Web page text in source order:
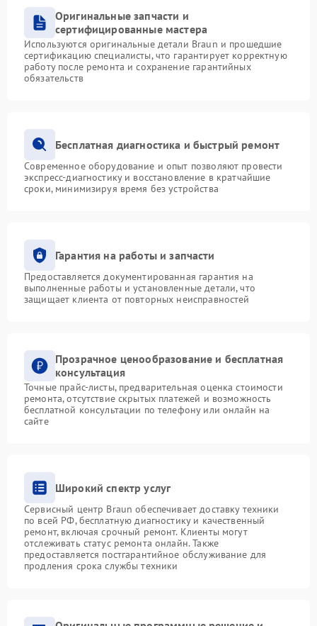
Оригинальные запчасти и
сертифицированные мастера
Используются оригинальные детали Braun и прошедшие
сертификацию специалисты, что гарантирует корректную
работу после ремонта и сохранение гарантийных
обязательств
Бесплатная диагностика и быстрый ремонт
Современное оборудование и опыт позволяют провести
экспресс-диагностику и восстановление в кратчайшие
сроки, минимизируя время без устройства
Гарантия на работы и запчасти
Предоставляется документированная гарантия на
выполненные работы и установленные детали, что
защищает клиента от повторных неисправностей
Прозрачное ценообразование и бесплатная
консультация
Точные прайс-листы, предварительная оценка стоимости
ремонта, отсутствие скрытых платежей и возможность
бесплатной консультации по телефону или онлайн на
сайте
Широкий спектр услуг
Сервисный центр Braun обеспечивает доставку техники
по всей РФ, бесплатную диагностику и качественный
ремонт, включая срочный ремонт. Клиенты могут
отслеживать статус ремонта онлайн. Также
предоставляется постгарантийное обслуживание для
продления срока службы техники